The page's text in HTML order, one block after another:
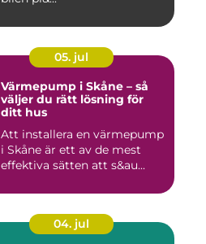
05. jul
Värmepump i Skåne – så
väljer du rätt lösning för
ditt hus
Att installera en värmepump
i Skåne är ett av de mest
effektiva sätten att s&au...
04. jul